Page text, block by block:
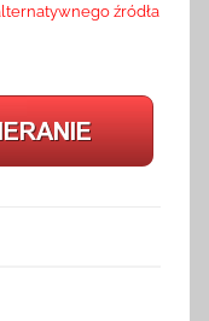
źródła